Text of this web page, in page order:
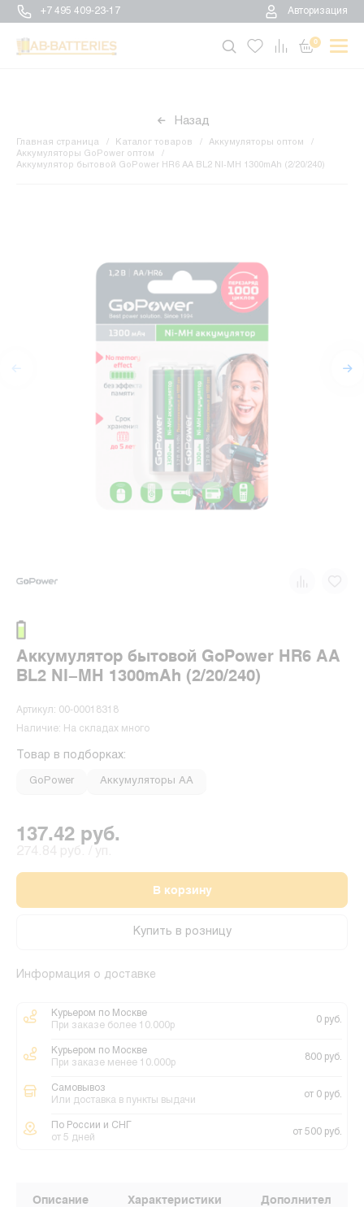
+7 495 409-23-17 Авторизация
0
Назад
Главная страница Каталог товаров
Аккумуляторы оптом
Аккумуляторы GoPower оптом
Аккумулятор бытовой GoPower HR6 AA BL2 NI-MH 1300mAh (2/20/240)
Аккумулятор бытовой GoPower HR6 AA
BL2 NI-MH 1300mAh (2/20/240)
Артикул: 00-00018318
Наличие: На складах много
Товар в подборках:
GoPower Аккумуляторы АА
137.42 руб.
В корзину
Купить в розницу
Информация о доставке
Курьером по Москве
При заказе более 10.000р
0 руб.
Курьером по Москве
При заказе менее 10.000р
800 руб.
Самовывоз
Или доставка в пункты выдачи
от 0 руб.
По России и СНГ
от 5 дней
от 500 руб.
Описание Характеристики